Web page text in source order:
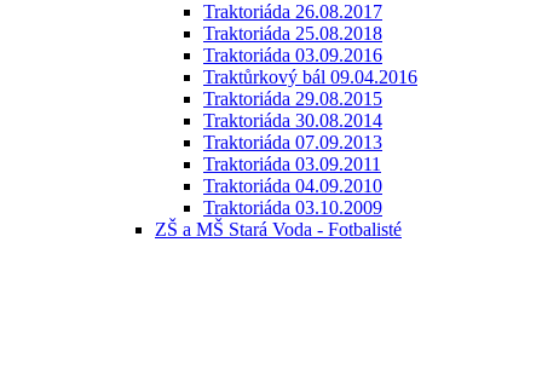
Traktoriáda 26.08.2017
Traktoriáda 25.08.2018
Traktoriáda 03.09.2016
Traktůrkový bál 09.04.2016
Traktoriáda 29.08.2015
Traktoriáda 30.08.2014
Traktoriáda 07.09.2013
Traktoriáda 03.09.2011
Traktoriáda 04.09.2010
Traktoriáda 03.10.2009
ZŠ a MŠ Stará Voda - Fotbalisté